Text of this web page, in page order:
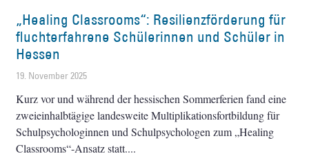
„Healing Classrooms“: Resilienzförderung für
fluchterfahrene ­Schülerinnen und Schüler in
Hessen
19. November 2025
Kurz vor und während der hessischen ­Sommerferien fand eine
zweieinhalbtägige landesweite Multiplikationsfortbildung für
Schulpsychologinnen und Schulpsychologen zum „Healing
Classrooms“-Ansatz statt.